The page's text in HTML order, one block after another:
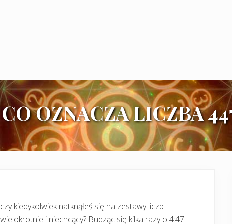
CO OZNACZA LICZBA
czy kiedykolwiek natknąłeś się na zestawy liczb
wielokrotnie i niechcący? Budząc się kilka razy o 4:47